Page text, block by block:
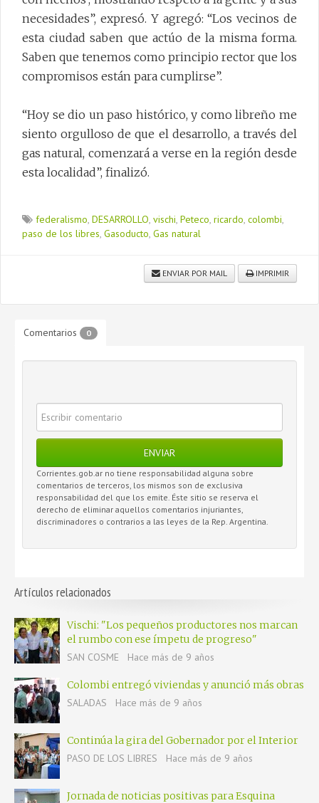
necesidades”, expresó. Y agregó: “Los vecinos de
esta ciudad saben que actúo de la misma forma.
Saben que tenemos como principio rector que los
compromisos están para cumplirse”.
“Hoy se dio un paso histórico, y como libreño me
siento orgulloso de que el desarrollo, a través del
gas natural, comenzará a verse en la región desde
esta localidad”, finalizó.
federalismo, DESARROLLO, vischi, Peteco, ricardo, colombi,
paso de los libres, Gasoducto, Gas natural
ENVIAR POR MAIL IMPRIMIR
Comentarios 0
ENVIAR
Corrientes.gob.ar no tiene responsabilidad alguna sobre
comentarios de terceros, los mismos son de exclusiva
responsabilidad del que los emite. Éste sitio se reserva el
derecho de eliminar aquellos comentarios injuriantes,
discriminadores o contrarios a las leyes de la Rep. Argentina.
Artículos relacionados
Vischi: "Los pequeños productores nos marcan
el rumbo con ese ímpetu de progreso"
SAN COSME
Hace más de 9 años
Colombi entregó viviendas y anunció más obras
SALADAS
Hace más de 9 años
Continúa la gira del Gobernador por el Interior
PASO DE LOS LIBRES
Hace más de 9 años
Jornada de noticias positivas para Esquina